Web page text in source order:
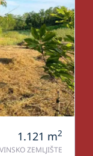
1.121 m2
ZEMLJIŠTE